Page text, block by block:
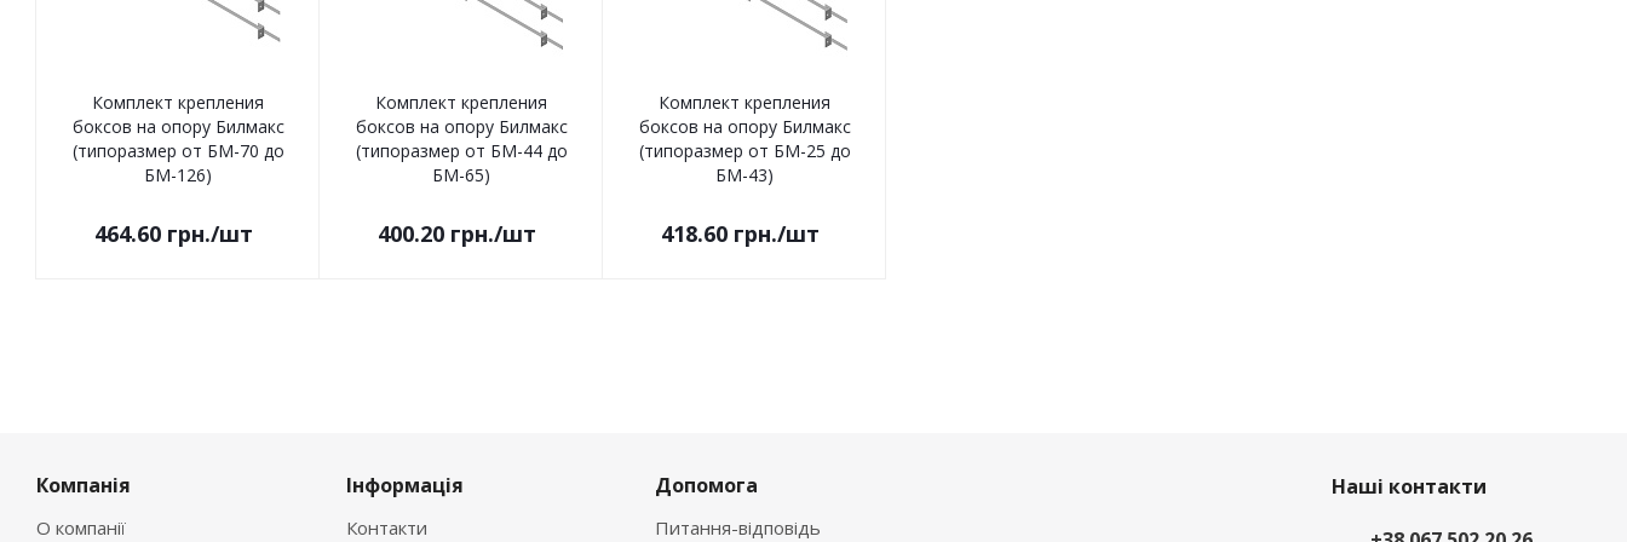
Комплект крепления
боксов на опору Билмакс
(типоразмер от БМ-70 до
БМ-126)
464.60 грн./шт
Комплект крепления
боксов на опору Билмакс
(типоразмер от БМ-44 до
БМ-65)
400.20 грн./шт
Комплект крепления
боксов на опору Билмакс
(типоразмер от БМ-25 до
БМ-43)
418.60 грн./шт
Компанія
О компанії
Інформація
Контакти
Допомога
Питання-відповідь
Наші контакти